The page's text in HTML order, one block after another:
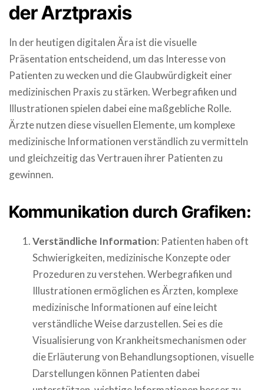
der Arztpraxis
In der heutigen digitalen Ära ist die visuelle
Präsentation entscheidend, um das Interesse von
Patienten zu wecken und die Glaubwürdigkeit einer
medizinischen Praxis zu stärken. Werbegrafiken und
Illustrationen spielen dabei eine maßgebliche Rolle.
Ärzte nutzen diese visuellen Elemente, um komplexe
medizinische Informationen verständlich zu vermitteln
und gleichzeitig das Vertrauen ihrer Patienten zu
gewinnen.
Kommunikation durch Grafiken:
Verständliche Information: Patienten haben oft
Schwierigkeiten, medizinische Konzepte oder
Prozeduren zu verstehen. Werbegrafiken und
Illustrationen ermöglichen es Ärzten, komplexe
medizinische Informationen auf eine leicht
verständliche Weise darzustellen. Sei es die
Visualisierung von Krankheitsmechanismen oder
die Erläuterung von Behandlungsoptionen, visuelle
Darstellungen können Patienten dabei